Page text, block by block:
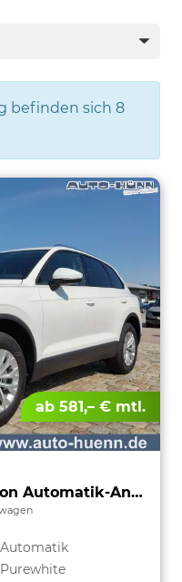
befinden sich 8
ab 581,– € mtl.
Limited 3.0 V6 TDI 4Motion Automatik-Anhängerkupplung-Navi-Keyless-ACC-Sitzheizung-Lenkradheizung-el.Heckklappe-18''Alu-Sofort
Automatik
Purewhite